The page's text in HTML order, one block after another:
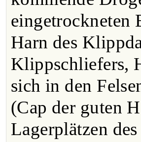
eingetrockneten
Harn des
Klippschliefers,
sich in den
(Cap der guten
Lagerplätzen